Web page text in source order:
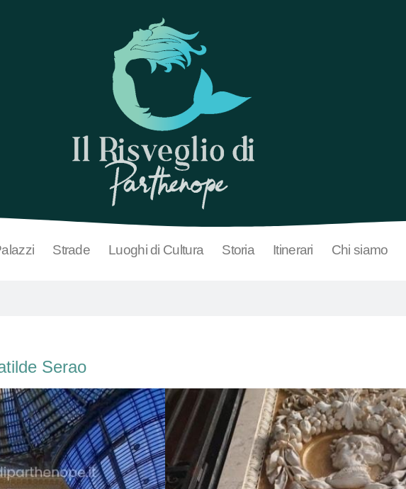
Strade Luoghi di Cultura Storia Itinerari Chi siamo
Serao